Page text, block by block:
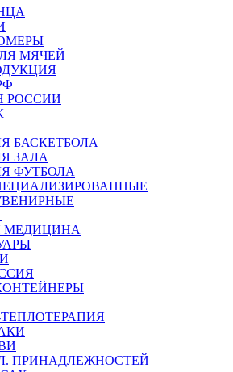
МЯЧЕЙ
РОССИИ
БАСКЕТБОЛА
ЗАЛА
ФУТБОЛА
МЕДИЦИНА
ПРИНАДЛЕЖНОСТЕЙ